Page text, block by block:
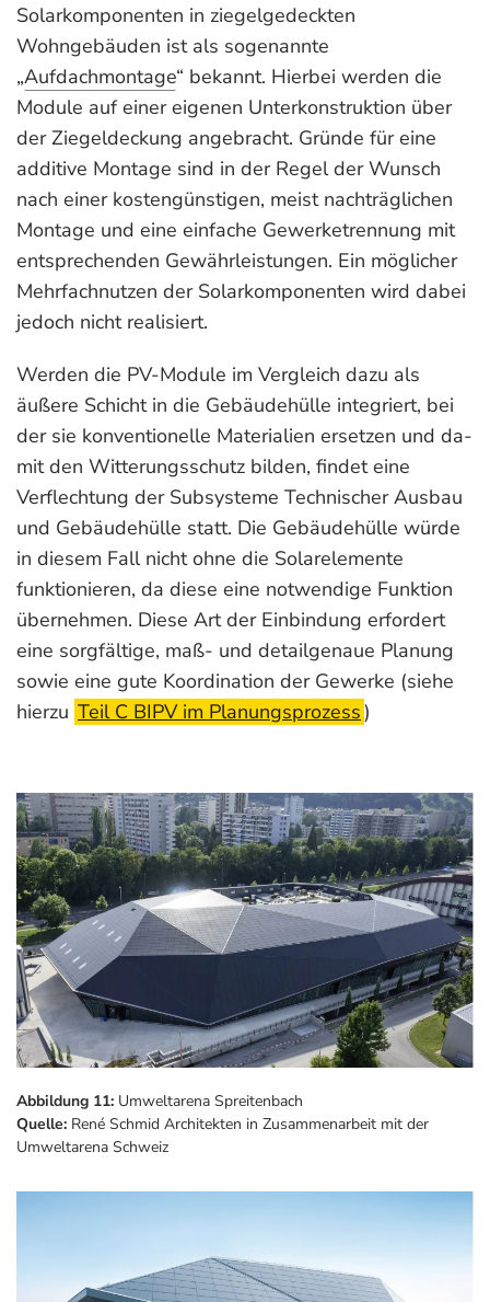
Solarkomponenten in ziegelgedeckten
Wohngebäuden ist als sogenannte
„Aufdachmontage“ bekannt. Hierbei werden die
Module auf einer eigenen Unterkonstruktion über
der Ziegeldeckung angebracht. Gründe für eine
additive Montage sind in der Regel der Wunsch
nach einer kostengünstigen, meist nachträglichen
Montage und eine einfache Gewerketren­nung mit
entsprechenden Gewährleistungen. Ein möglicher
Mehrfachnutzen der Solar­komponenten wird dabei
jedoch nicht realisiert.
Werden die PV-Module im Vergleich dazu als
äußere Schicht in die Gebäudehülle integriert, bei
der sie konventionelle Materialien ersetzen und da­
mit den Witterungsschutz bilden, findet eine
Verflechtung der Subsysteme Technischer Ausbau
und Gebäudehülle statt. Die Gebäudehülle würde
in diesem Fall nicht ohne die Solarelemente
funktionieren, da diese eine notwendige Funktion
übernehmen. Diese Art der Einbindung erfordert
eine sorgfältige, maß- und detailgenaue Planung
sowie eine gute Koordination der Gewerke (siehe
hierzu Teil C BIPV im Planungsprozess)
Abbildung 11: Umweltarena Spreitenbach
Quelle: René Schmid Architekten in Zusammenarbeit mit der
Umweltarena Schweiz